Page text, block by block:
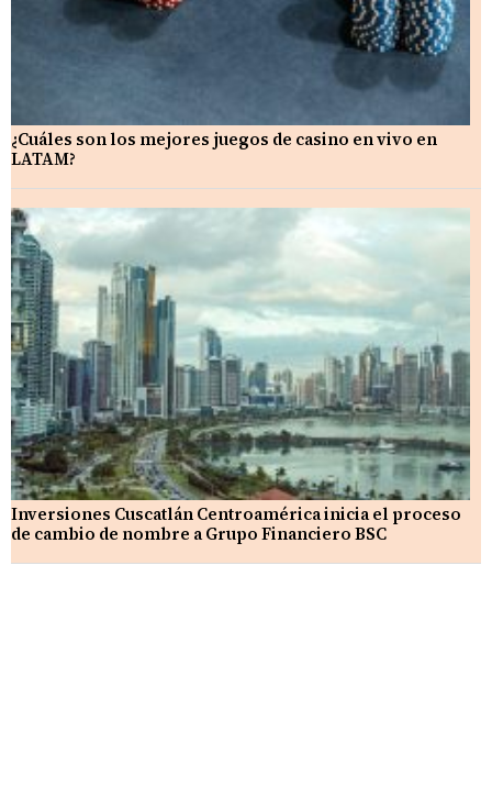
¿Cuáles son los mejores juegos de casino en vivo en
LATAM?
Inversiones Cuscatlán Centroamérica inicia el proceso
de cambio de nombre a Grupo Financiero BSC